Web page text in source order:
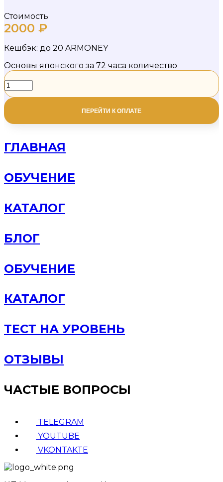
Стоимость
2000 ₽
Кешбэк: до 20 ARMONEY
Основы японского за 72 часа количество
ПЕРЕЙТИ К ОПЛАТЕ
ГЛАВНАЯ
ОБУЧЕНИЕ
КАТАЛОГ
БЛОГ
ОБУЧЕНИЕ
КАТАЛОГ
ТЕСТ НА УРОВЕНЬ
ОТЗЫВЫ
ЧАСТЫЕ ВОПРОСЫ
TELEGRAM
YOUTUBE
VKONTAKTE